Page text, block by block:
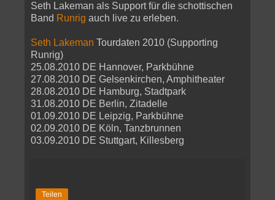
Seth Lakeman als Support für die schottischen
Band Runrig auch live zu erleben.
Seth Lakeman Tourdaten 2010 (Supporting
Runrig)
25.08.2010 DE Hannover, Parkbühne
27.08.2010 DE Gelsenkirchen, Amphitheater
28.08.2010 DE Hamburg, Stadtpark
31.08.2010 DE Berlin, Zitadelle
01.09.2010 DE Leipzig, Parkbühne
02.09.2010 DE Köln, Tanzbrunnen
03.09.2010 DE Stuttgart, Killesberg
Teilen